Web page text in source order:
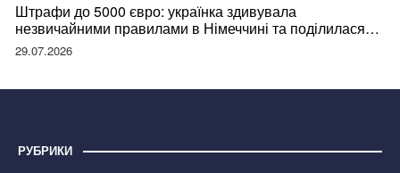
Штрафи до 5000 євро: українка здивувала
незвичайними правилами в Німеччині та поділилася
правдою
29.07.2026
РУБРИКИ